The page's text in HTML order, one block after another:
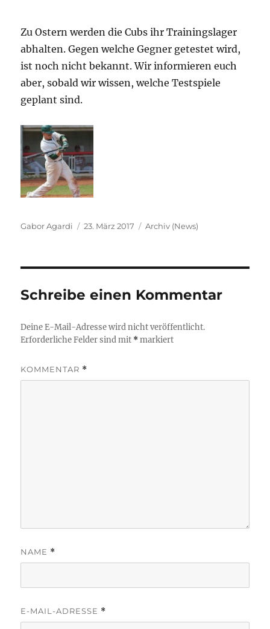
Zu Ostern werden die Cubs ihr Trainingslager
abhalten. Gegen welche Gegner getestet wird,
ist noch nicht bekannt. Wir informieren euch
aber, sobald wir wissen, welche Testspiele
geplant sind.
Autor
Gabor Agardi
Veröffentlicht
23. März 2017 Kategorien
Archiv (News)
Schreibe einen Kommentar
Deine E-Mail-Adresse wird nicht veröffentlicht.
Erforderliche Felder sind mit *markiert
KOMMENTAR *
NAME *
E-MAIL-ADRESSE *